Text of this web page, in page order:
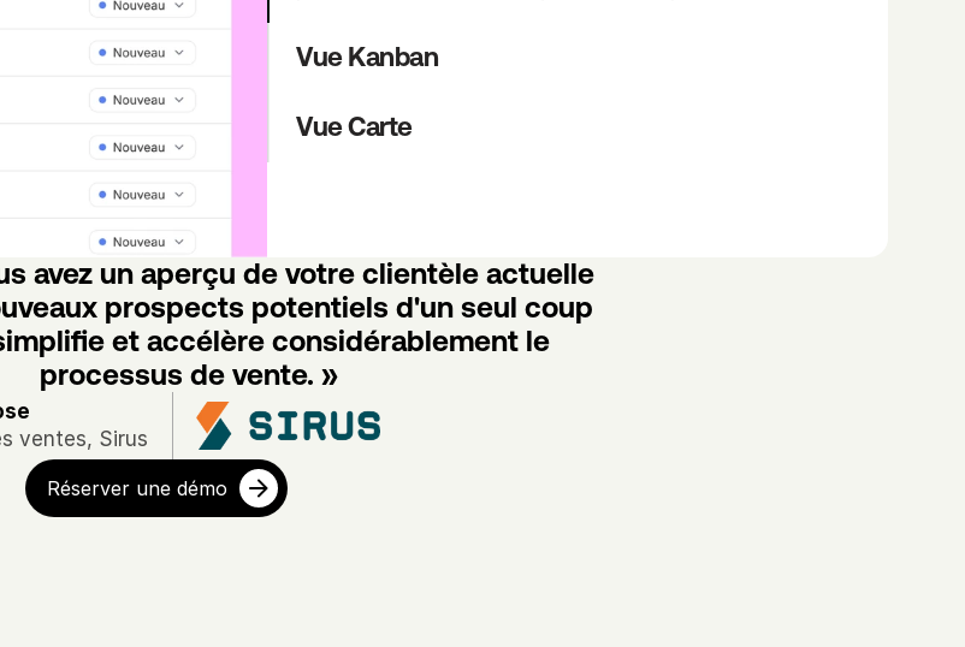
Vue Kanban
Vue Carte
avez un aperçu de votre clientèle actuelle
prospects potentiels d'un seul coup
et accélère considérablement le
processus de vente. »
ventes, Sirus
Réserver une démo